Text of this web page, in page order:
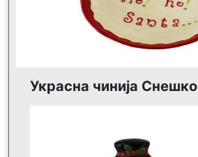
Украсна чинија Снешко